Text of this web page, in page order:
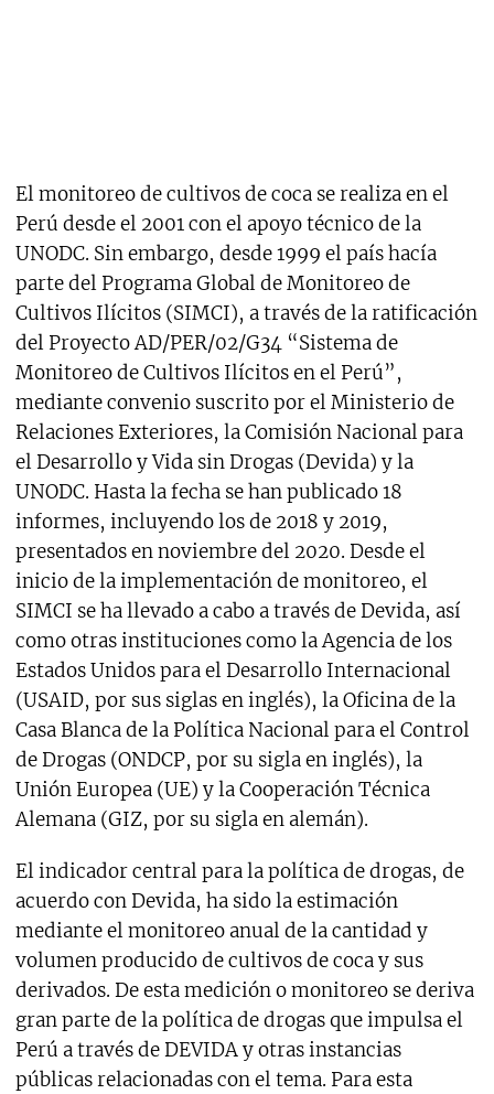
El monitoreo de cultivos de coca se realiza en el
Perú desde el 2001 con el apoyo técnico de la
UNODC. Sin embargo, desde 1999 el país hacía
parte del Programa Global de Monitoreo de
Cultivos Ilícitos (SIMCI), a través de la ratificación
del Proyecto AD/PER/02/G34 “Sistema de
Monitoreo de Cultivos Ilícitos en el Perú”,
mediante convenio suscrito por el Ministerio de
Relaciones Exteriores, la Comisión Nacional para
el Desarrollo y Vida sin Drogas (Devida) y la
UNODC. Hasta la fecha se han publicado 18
informes, incluyendo los de 2018 y 2019,
presentados en noviembre del 2020. Desde el
inicio de la implementación de monitoreo, el
SIMCI se ha llevado a cabo a través de Devida, así
como otras instituciones como la Agencia de los
Estados Unidos para el Desarrollo Internacional
(USAID, por sus siglas en inglés), la Oficina de la
Casa Blanca de la Política Nacional para el Control
de Drogas (ONDCP, por su sigla en inglés), la
Unión Europea (UE) y la Cooperación Técnica
Alemana (GIZ, por su sigla en alemán).
El indicador central para la política de drogas, de
acuerdo con Devida, ha sido la estimación
mediante el monitoreo anual de la cantidad y
volumen producido de cultivos de coca y sus
derivados. De esta medición o monitoreo se deriva
gran parte de la política de drogas que impulsa el
Perú a través de DEVIDA y otras instancias
públicas relacionadas con el tema. Para esta